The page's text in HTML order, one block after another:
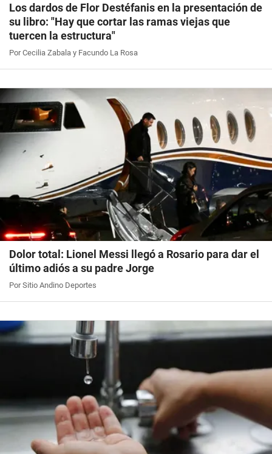
Los dardos de Flor Destéfanis en la presentación de
su libro: "Hay que cortar las ramas viejas que
tuercen la estructura"
Por Cecilia Zabala y Facundo La Rosa
Dolor total: Lionel Messi llegó a Rosario para dar el
último adiós a su padre Jorge
Por Sitio Andino Deportes